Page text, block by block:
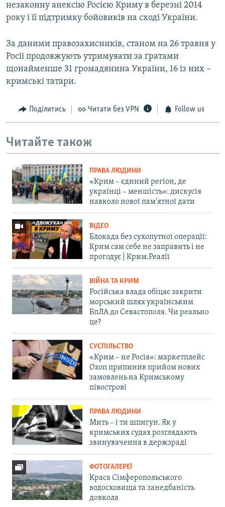
незаконну анексію Росією Криму в березні 2014
року і її підтримку бойовиків на сході України.
За даними правозахисників, станом на 26 травня у
Росії продовжують утримувати за ґратами
щонайменше 31 громадянина України, 16 із них –
кримські татари.
Поділитись Читати без VPN Follow us
Читайте також
ПРАВА ЛЮДИНИ
«Крим – єдиний регіон, де
українці – меншість»: дискусія
навколо нової пам'ятної дати
ВІДЕО
Блокада без сухопутної операції:
Крим сам себе не заправить і не
прогодує | Крим.Реалії
ВІЙНА ТА КРИМ
Російська влада обіцяє закрити
морський шлях українським
БпЛА до Севастополя. Чи реально
це?
СУСПІЛЬСТВО
«Крим – не Росія»: маркетплейс
Ozon припинив прийом нових
замовлень на Кримському
півострові
ПРАВА ЛЮДИНИ
Мить – і ти шпигун. Як у
кримських судах розглядають
звинувачення в держзраді
ФОТОГАЛЕРЕЇ
Краса Сімферопольського
водосховища та занедбаність
довкола